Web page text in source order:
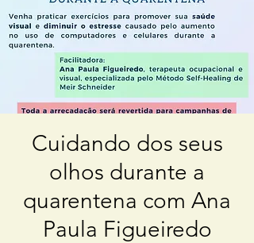
Cuidando dos seus
olhos durante a
quarentena com Ana
Paula Figueiredo